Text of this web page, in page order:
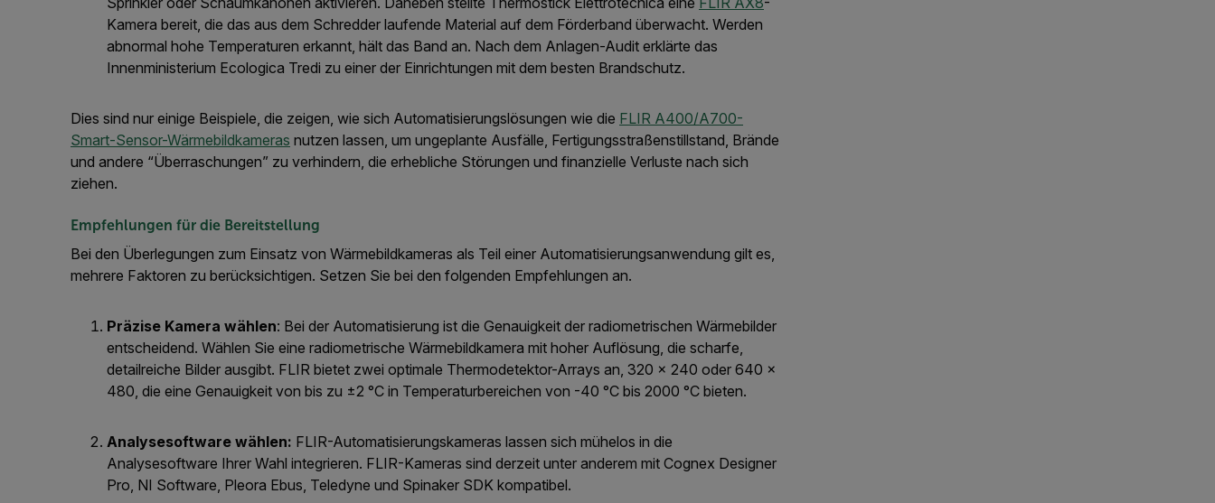
Kamera bereit, die das aus dem Schredder laufende Material auf dem Förderband überwacht. Werden
abnormal hohe Temperaturen erkannt, hält das Band an. Nach dem Anlagen-Audit erklärte das
Innenministerium Ecologica Tredi zu einer der Einrichtungen mit dem besten Brandschutz.
Dies sind nur einige Beispiele, die zeigen, wie sich Automatisierungslösungen wie die FLIR A400/A700-
Smart-Sensor-Wärmebildkameras nutzen lassen, um ungeplante Ausfälle, Fertigungsstraßenstillstand, Brände
und andere “Überraschungen” zu verhindern, die erhebliche Störungen und finanzielle Verluste nach sich
ziehen.
Empfehlungen für die Bereitstellung
Bei den Überlegungen zum Einsatz von Wärmebildkameras als Teil einer Automatisierungsanwendung gilt es,
mehrere Faktoren zu berücksichtigen. Setzen Sie bei den folgenden Empfehlungen an.
Präzise Kamera wählen: Bei der Automatisierung ist die Genauigkeit der radiometrischen Wärmebilder
entscheidend. Wählen Sie eine radiometrische Wärmebildkamera mit hoher Auflösung, die scharfe,
detailreiche Bilder ausgibt. FLIR bietet zwei optimale Thermodetektor-Arrays an, 320 × 240 oder 640 ×
480, die eine Genauigkeit von bis zu ±2 °C in Temperaturbereichen von -40 °C bis 2000 °C bieten.
Analysesoftware wählen: FLIR-Automatisierungskameras lassen sich mühelos in die
Analysesoftware Ihrer Wahl integrieren. FLIR-Kameras sind derzeit unter anderem mit Cognex Designer
Pro, NI Software, Pleora Ebus, Teledyne und Spinaker SDK kompatibel.